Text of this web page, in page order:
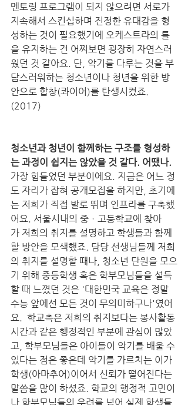
멘토링 프로그램이 되지 않으려면 서로가
지속해서 스킨십하며 진정한 유대감을 형
성하는 것이 필요했기에 오케스트라의 틀
을 유지하는 건 어찌보면 굉장히 자연스러
웠던 것 같아요. 단, 악기를 다루는 것을 부
담스러워하는 청소년이나 청년을 위한 방
안으로 합창(콰이어)를 탄생시켰죠.
(2017)
청소년과 청년이 함께하는 구조를 형성하
는 과정이 쉽지는 않았을 것 같다. 어땠나.
가장 힘들었던 부분이에요. 지금은 어느 정
도 자리가 잡혀 공개모집을 하지만, 초기에
는 저희가 직접 발로 뛰며 인프라를 구축했
어요. 서울시내의 중ㆍ고등학교에 찾아
가 저희의 취지를 설명하고 학생들과 함께
할 방안을 모색했죠. 담당 선생님들께 저희
의 취지를 설명할 때나, 청소년 단원을 모으
기 위해 중등학생 혹은 학부모님들을 설득
할 때 느꼈던 것은 '대한민국 교육은 정말
수능 앞에선 모든 것이 무의미하구나'였어
요.  학교측은 저희의 취지보다는 봉사활동
시간과 같은 행정적인 부분에 관심이 많았
고, 학부모님들은 아이들이 악기를 배울 수
있다는 점은 좋은데 악기를 가르치는 이가
학생(아마추어)이어서 신뢰가 떨어진다는
말씀을 많이 하셨죠. 학교의 행정적 고민이
나 학부모님들의 우려를 넘어 실제 학생들